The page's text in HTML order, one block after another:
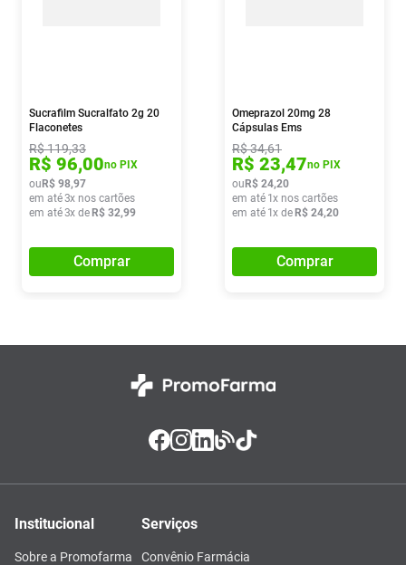
Sucrafilm Sucralfato 2g 20
Flaconetes
R$119,33
R$ 96,00no PIX
ou R$ 98,97
em até3x nos cartões
em até3x de R$ 32,99
Comprar
Omeprazol 20mg 28
Cápsulas Ems
R$34,61
R$ 23,47no PIX
ou R$ 24,20
em até 1x nos cartões
em até 1x de R$ 24,20
Comprar
Institucional
Sobre a Promofarma
Serviços
Convênio Farmácia